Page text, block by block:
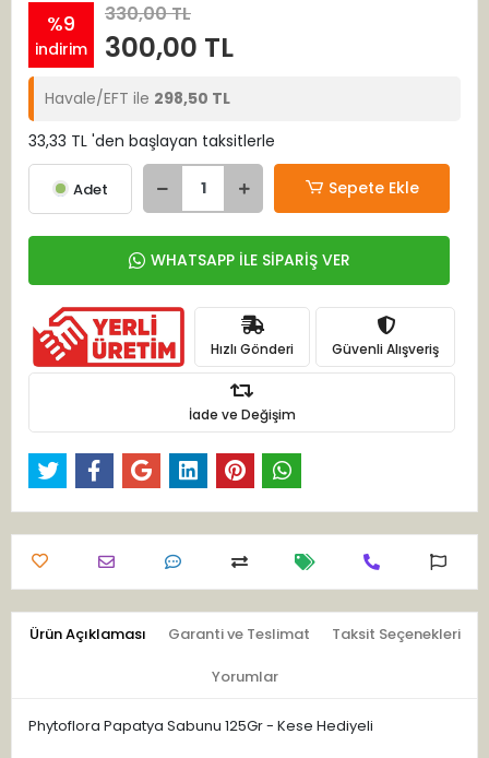
%9
indirim
330,00 TL
300,00 TL
Havale/EFT ile 298,50 TL
33,33 TL 'den başlayan taksitlerle
Adet Sepete Ekle
WHATSAPP İLE SİPARİŞ VER
Hızlı Gönderi Güvenli Alışveriş
İade ve Değişim
Ürün Açıklaması Garanti ve Teslimat Taksit Seçenekleri
Yorumlar
Phytoflora Papatya Sabunu 125Gr - Kese Hediyeli